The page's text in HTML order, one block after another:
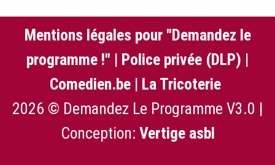
Mentions légales pour "Demandez le
programme !" | Police privée (DLP) |
Comedien.be | La Tricoterie
2026 © Demandez Le Programme V3.0 |
Conception: Vertige asbl